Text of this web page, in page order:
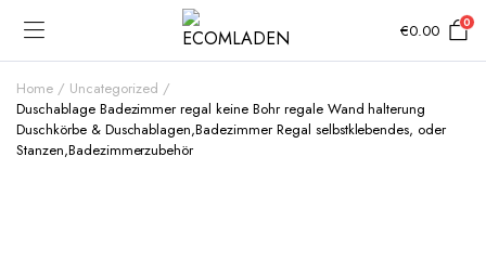
€0.00 0
Home
Uncategorized
Duschablage Badezimmer regal keine Bohr regale Wand halterung
Duschkörbe & Duschablagen,Badezimmer Regal selbstklebendes, oder
Stanzen,Badezimmerzubehör